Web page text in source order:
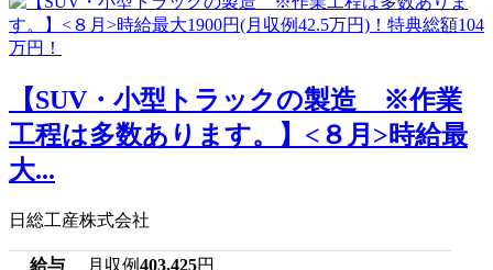
【SUV・小型トラックの製造 ※作業
工程は多数あります。】<８月>時給最
大...
日総工産株式会社
給与 月収例403,425円